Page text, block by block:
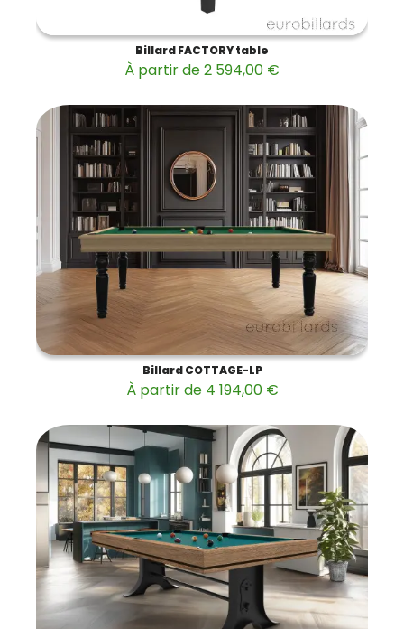
Billard FACTORY table
À partir de 2 594,00 €
Billard COTTAGE-LP
À partir de 4 194,00 €